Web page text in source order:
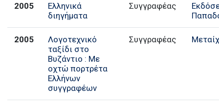
2005
Ελληνικά
διηγήματα
Συγγραφέας
2005
Λογοτεχνικό
ταξίδι στο
Βυζάντιο : Με
οχτώ πορτρέτα
Ελλήνων
συγγραφέων
Συγγραφέας